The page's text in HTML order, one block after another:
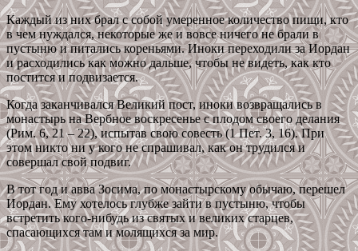
Каждый из них брал с собой умеренное количество пищи, кто
в чем нуждался, некоторые же и вовсе ничего не брали в
пустыню и питались кореньями. Иноки переходили за Иордан
и расходились как можно дальше, чтобы не видеть, как кто
постится и подвизается.
Когда заканчивался Великий пост, иноки возвращались в
монастырь на Вербное воскресенье с плодом своего делания
(Рим. 6, 21 – 22), испытав свою совесть (1 Пет. 3, 16). При
этом никто ни у кого не спрашивал, как он трудился и
совершал свой подвиг.
В тот год и авва Зосима, по монастырскому обычаю, перешел
Иордан. Ему хотелось глубже зайти в пустыню, чтобы
встретить кого-нибудь из святых и великих старцев,
спасающихся там и молящихся за мир.